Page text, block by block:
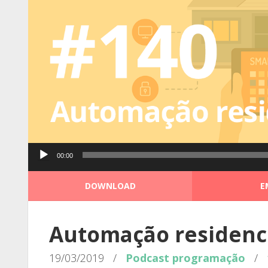
Tocador00:00
DOWNLOAD
Automação
19/03/2019 / Podcast programação /